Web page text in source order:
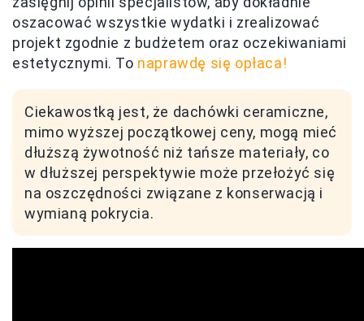
oszacować wszystkie wydatki i zrealizować
projekt zgodnie z budżetem oraz oczekiwaniami
estetycznymi. To naprawdę się opłaca!
Ciekawostką jest, że dachówki ceramiczne,
mimo wyższej początkowej ceny, mogą mieć
dłuższą żywotność niż tańsze materiały, co
w dłuższej perspektywie może przełożyć się
na oszczędności związane z konserwacją i
wymianą pokrycia.